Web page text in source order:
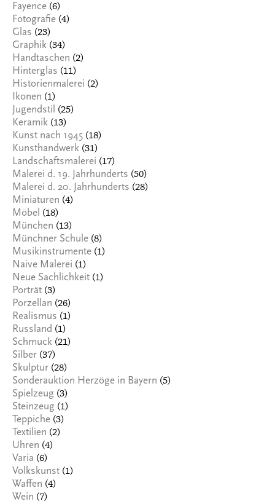
Fayence (6)
Fotografie (4)
Glas (23)
Graphik (34)
Handtaschen (2)
Hinterglas (11)
Historienmalerei (2)
Ikonen (1)
Jugendstil (25)
Keramik (13)
Kunst nach 1945 (18)
Kunsthandwerk (31)
Landschaftsmalerei (17)
Malerei d. 19. Jahrhunderts (50)
Malerei d. 20. Jahrhunderts (28)
Miniaturen (4)
Möbel (18)
München (13)
Münchner Schule (8)
Musikinstrumente (1)
Naive Malerei (1)
Neue Sachlichkeit (1)
Porträt (3)
Porzellan (26)
Realismus (1)
Russland (1)
Schmuck (21)
Silber (37)
Skulptur (28)
Sonderauktion Herzöge in Bayern (5)
Spielzeug (3)
Steinzeug (1)
Teppiche (3)
Textilien (2)
Uhren (4)
Varia (6)
Volkskunst (1)
Waffen (4)
Wein (7)